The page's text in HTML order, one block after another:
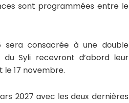
sont programmées entre le
sera consacrée à une double
Syli recevront d’abord leur
17 novembre.
2027 avec les deux dernières